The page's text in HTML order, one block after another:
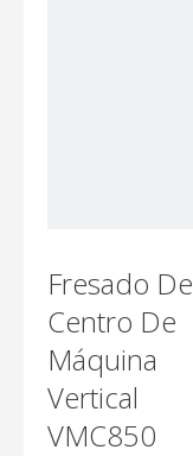
Fresado De
Centro De
Máquina
Vertical
VMC850